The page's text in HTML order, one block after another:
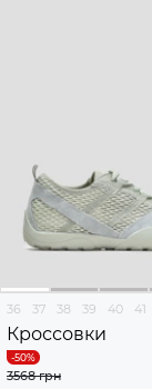
36 37 38 39 40 41
Кроссовки
3568 грн